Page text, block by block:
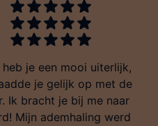
je een mooi uiterlijk,
je gelijk op met de
Ik bracht je bij me naar
Mijn ademhaling werd